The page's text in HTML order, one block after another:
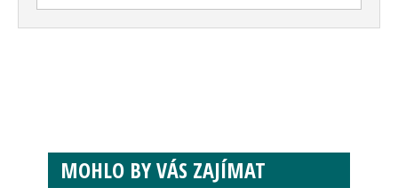
MOHLO BY VÁS ZAJÍMAT